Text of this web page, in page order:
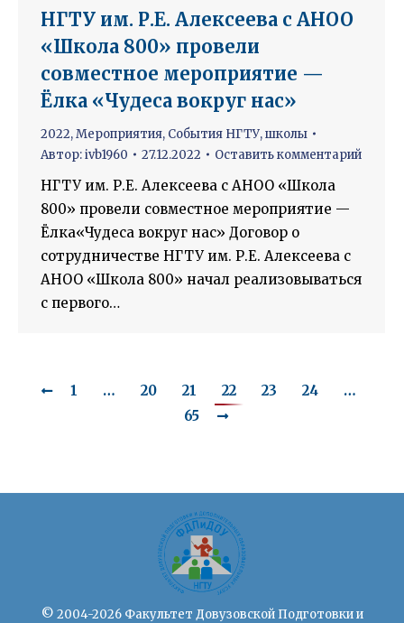
НГТУ им. Р.Е. Алексеева с АНОО
«Школа 800» провели
совместное мероприятие —
Ёлка «Чудеса вокруг нас»
2022,Мероприятия, События НГТУ,школы
Автор:ivb1960 27.12.2022 Оставить комментарий
НГТУ им. Р.Е. Алексеева с АНОО «Школа
800» провели совместное мероприятие —
Ёлка«Чудеса вокруг нас» Договор о
сотрудничестве НГТУ им. Р.Е. Алексеева с
АНОО «Школа 800» начал реализовываться
с первого…
1 … 20 21 22 23 24
…
65
© 2004-2026 Факультет Довузовской Подготовки и